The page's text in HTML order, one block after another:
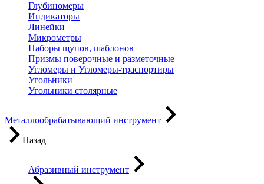
Глубиномеры
Индикаторы
Линейки
Микрометры
Наборы щупов, шаблонов
Призмы поверочные и разметочные
Угломеры и Угломеры-траспортиры
Угольники
Угольники столярные
Металлообрабатывающий инструмент
Назад
Абразивный инструмент